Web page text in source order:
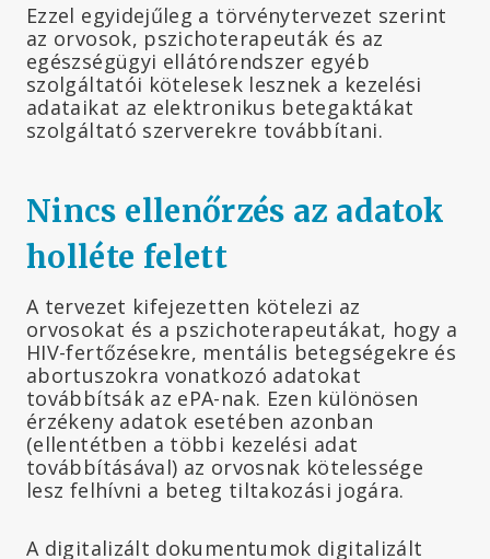
Ezzel egyidejűleg a törvénytervezet szerint
az orvosok, pszichoterapeuták és az
egészségügyi ellátórendszer egyéb
szolgáltatói kötelesek lesznek a kezelési
adataikat az elektronikus betegaktákat
szolgáltató szerverekre továbbítani.
Nincs ellenőrzés az adatok
holléte felett
A tervezet kifejezetten kötelezi az
orvosokat és a pszichoterapeutákat, hogy a
HIV-fertőzésekre, mentális betegségekre és
abortuszokra vonatkozó adatokat
továbbítsák az ePA-nak. Ezen különösen
érzékeny adatok esetében azonban
(ellentétben a többi kezelési adat
továbbításával) az orvosnak kötelessége
lesz felhívni a beteg tiltakozási jogára.
A digitalizált dokumentumok digitalizált